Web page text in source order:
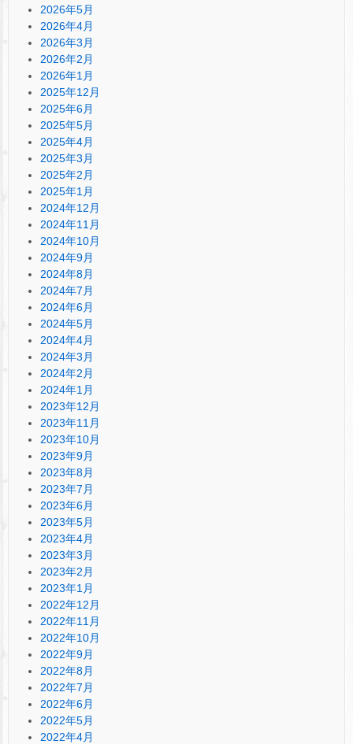
2026年5月
2026年4月
2026年3月
2026年2月
2026年1月
2025年12月
2025年6月
2025年5月
2025年4月
2025年3月
2025年2月
2025年1月
2024年12月
2024年11月
2024年10月
2024年9月
2024年8月
2024年7月
2024年6月
2024年5月
2024年4月
2024年3月
2024年2月
2024年1月
2023年12月
2023年11月
2023年10月
2023年9月
2023年8月
2023年7月
2023年6月
2023年5月
2023年4月
2023年3月
2023年2月
2023年1月
2022年12月
2022年11月
2022年10月
2022年9月
2022年8月
2022年7月
2022年6月
2022年5月
2022年4月